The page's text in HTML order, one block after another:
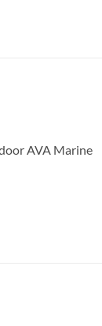
AVA Marine